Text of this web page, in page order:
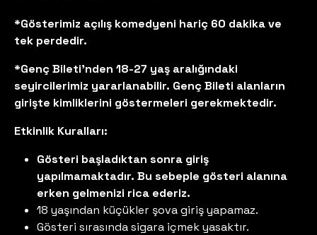
*Gösterimiz açılış komedyeni hariç 60 dakika ve
tek perdedir.
*Genç Bileti'nden 18-27 yaş aralığındaki
seyircilerimiz yararlanabilir. Genç Bileti alanların
girişte kimliklerini göstermeleri gerekmektedir.
Etkinlik Kuralları:
Gösteri başladıktan sonra giriş
yapılmamaktadır. Bu sebeple gösteri alanına
erken gelmenizi rica ederiz.
18 yaşından küçükler şova giriş yapamaz.
Gösteri sırasında sigara içmek yasaktır.